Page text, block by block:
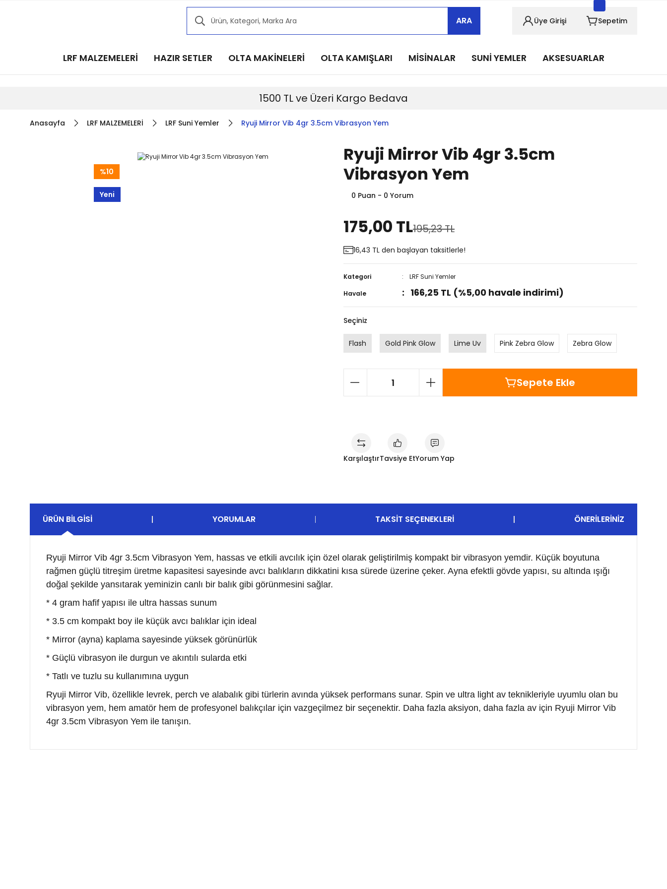
Kampanyalarımızdan haberdar olmak için @alkocav instagram hesabımızı takip edin!
Kampanyalarımızdan haberdar olmak için @alkocav instagram hesabımızı takip edin!
ARA Üye Girişi Sepetim
LRF MALZEMELERİ HAZIR SETLER OLTA MAKİNELERİ OLTA KAMIŞLARI MİSİNALAR SUNİ YEMLER AKSESUARLAR
1500 TL ve Üzeri Kargo Bedava
Anasayfa LRF MALZEMELERİ LRF Suni Yemler Ryuji Mirror Vib 4gr 3.5cm Vibrasyon Yem
%10
Yeni
Ryuji Mirror Vib 4gr 3.5cm
Vibrasyon Yem
0 Puan - 0 Yorum
175,00 TL195,23 TL
16,43 TL den başlayan taksitlerle!
Kategori
LRF Suni Yemler
Havale
166,25 TL (%5,00 havale indirimi)
Seçiniz
Flash Gold Pink Glow Lime Uv Pink Zebra Glow Zebra Glow
Sepete Ekle
KarşılaştırTavsiye EtYorum Yap
ÜRÜN BILGISI YORUMLAR TAKSIT SEÇENEKLERI ÖNERILERINIZ
Ryuji Mirror Vib 4gr 3.5cm Vibrasyon Yem, hassas ve etkili avcılık için özel olarak geliştirilmiş kompakt bir vibrasyon yemdir. Küçük boyutuna
rağmen güçlü titreşim üretme kapasitesi sayesinde avcı balıkların dikkatini kısa sürede üzerine çeker. Ayna efektli gövde yapısı, su altında ışığı
doğal şekilde yansıtarak yeminizin canlı bir balık gibi görünmesini sağlar.
* 4 gram hafif yapısı ile ultra hassas sunum
* 3.5 cm kompakt boy ile küçük avcı balıklar için ideal
* Mirror (ayna) kaplama sayesinde yüksek görünürlük
* Güçlü vibrasyon ile durgun ve akıntılı sularda etki
* Tatlı ve tuzlu su kullanımına uygun
Ryuji Mirror Vib, özellikle levrek, perch ve alabalık gibi türlerin avında yüksek performans sunar. Spin ve ultra light av teknikleriyle uyumlu olan bu
vibrasyon yem, hem amatör hem de profesyonel balıkçılar için vazgeçilmez bir seçenektir. Daha fazla aksiyon, daha fazla av için Ryuji Mirror Vib
4gr 3.5cm Vibrasyon Yem ile tanışın.